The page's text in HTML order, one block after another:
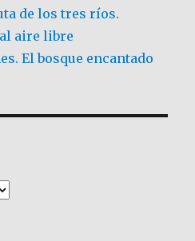
de los tres ríos.
aire libre
El bosque encantado